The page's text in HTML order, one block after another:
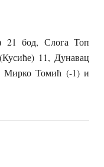
21 бод, Слога Топ
11, Дунавац
Мирко Томић (-1) и